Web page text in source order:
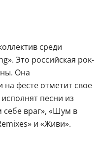
среди
Это российская рок-
Она
на фесте отметит свое
песни из
враг», «Шум в
и «Живи».